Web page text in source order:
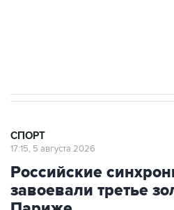
СПОРТ
17:15, 5 августа 2026
Российские
завоевали третье